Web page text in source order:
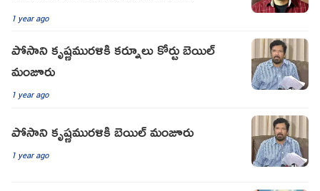
1 year ago
పోసాని కృష్ణమురళికి కర్నూలు కోర్టు బెయిల్
మంజూరు
1 year ago
పోసాని కృష్ణమురళికి బెయిల్ మంజూరు
1 year ago